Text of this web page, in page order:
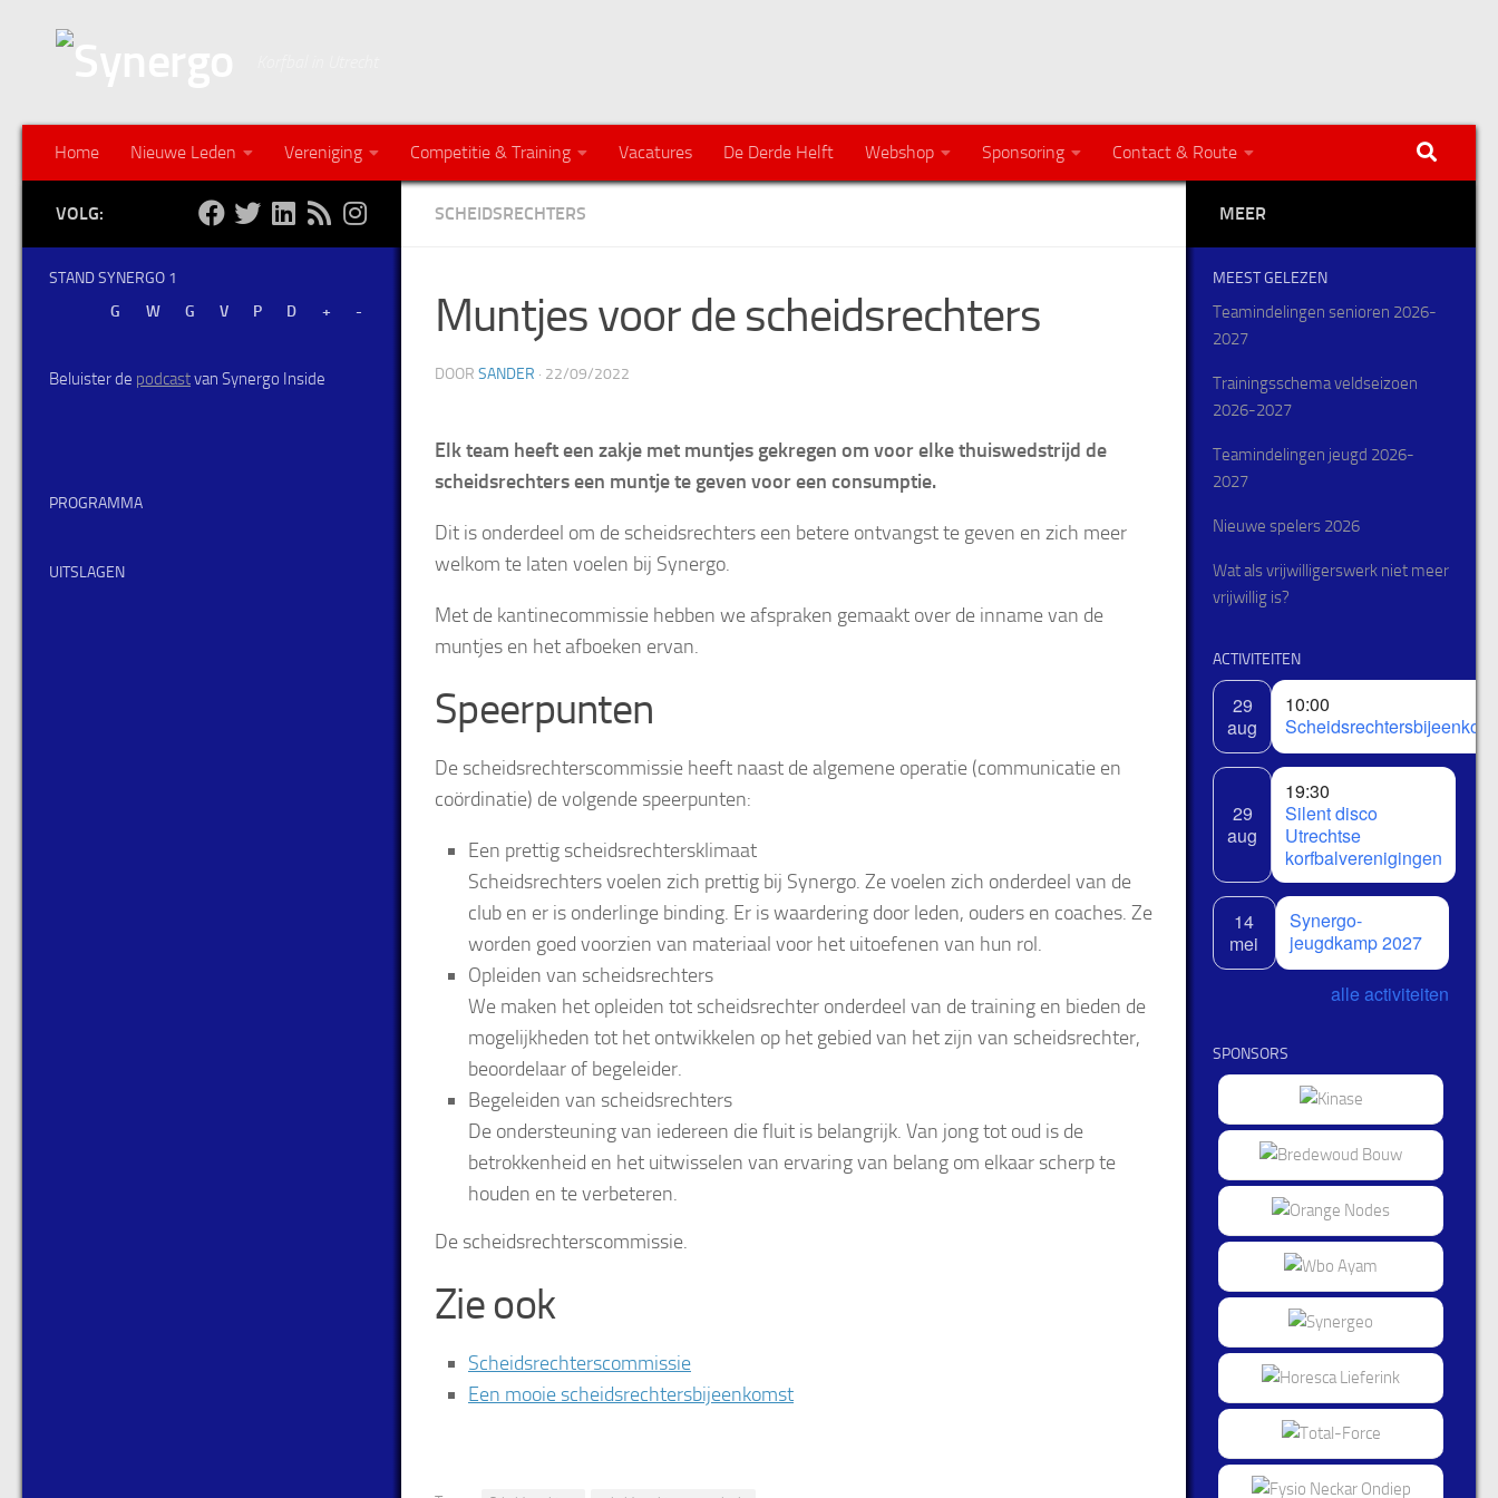
Home Nieuwe Leden Vereniging Competitie & Training Vacatures De Derde Helft Webshop Sponsoring Contact & Route
SCHEIDSRECHTERS
Muntjes voor de scheidsrechters
DOOR SANDER · 22/09/2022
Elk team heeft een zakje met muntjes gekregen om voor elke thuiswedstrijd de
scheidsrechters een muntje te geven voor een consumptie.
Dit is onderdeel om de scheidsrechters een betere ontvangst te geven en zich meer
welkom te laten voelen bij Synergo.
Met de kantinecommissie hebben we afspraken gemaakt over de inname van de
muntjes en het afboeken ervan.
Speerpunten
De scheidsrechterscommissie heeft naast de algemene operatie (communicatie en
coördinatie) de volgende speerpunten:
Een prettig scheidsrechtersklimaat
Scheidsrechters voelen zich prettig bij Synergo. Ze voelen zich onderdeel van de
club en er is onderlinge binding. Er is waardering door leden, ouders en coaches. Ze
worden goed voorzien van materiaal voor het uitoefenen van hun rol.
Opleiden van scheidsrechters
We maken het opleiden tot scheidsrechter onderdeel van de training en bieden de
mogelijkheden tot het ontwikkelen op het gebied van het zijn van scheidsrechter,
beoordelaar of begeleider.
Begeleiden van scheidsrechters
De ondersteuning van iedereen die fluit is belangrijk. Van jong tot oud is de
betrokkenheid en het uitwisselen van ervaring van belang om elkaar scherp te
houden en te verbeteren.
De scheidsrechterscommissie.
Zie ook
Scheidsrechterscommissie
Een mooie scheidsrechtersbijeenkomst
VOLG:
STAND SYNERGO 1
Beluister de podcastvan Synergo Inside
PROGRAMMA
UITSLAGEN
MEER
MEEST GELEZEN
Teamindelingen senioren 2026-
2027
Trainingsschema veldseizoen
2026-2027
Teamindelingen jeugd 2026-
2027
Nieuwe spelers 2026
Wat als vrijwilligerswerk niet meer
vrijwillig is?
ACTIVITEITEN
29
aug
10:00
29
aug
19:30
Silent disco
Utrechtse
korfbalverenigingen
14
mei
Synergo-
jeugdkamp 2027
alle activiteiten
SPONSORS